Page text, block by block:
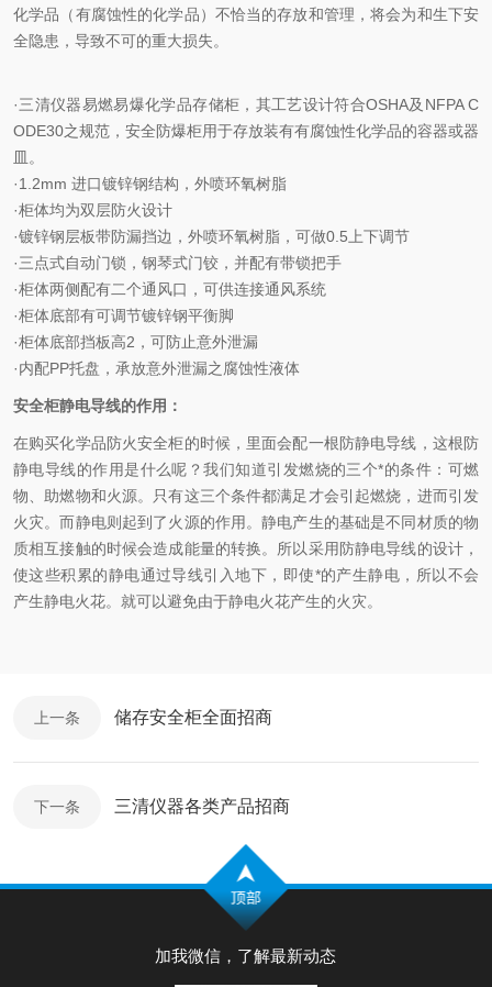
化学品（有腐蚀性的化学品）不恰当的存放和管理，将会为和生下安
全隐患，导致不可的重大损失。
·三清仪器易燃易爆化学品存储柜，其工艺设计符合OSHA及NFPA C
ODE30之规范，安全防爆柜用于存放装有有腐蚀性化学品的容器或器
皿。
·1.2mm 进口镀锌钢结构，外喷环氧树脂
·柜体均为双层防火设计
·镀锌钢层板带防漏挡边，外喷环氧树脂，可做0.5上下调节
·三点式自动门锁，钢琴式门铰，并配有带锁把手
·柜体两侧配有二个通风口，可供连接通风系统
·柜体底部有可调节镀锌钢平衡脚
·柜体底部挡板高2，可防止意外泄漏
·内配PP托盘，承放意外泄漏之腐蚀性液体
安全柜静电导线的作用：
在购买化学品防火安全柜的时候，里面会配一根防静电导线，这根防
静电导线的作用是什么呢？我们知道引发燃烧的三个*的条件：可燃
物、助燃物和火源。只有这三个条件都满足才会引起燃烧，进而引发
火灾。而静电则起到了火源的作用。静电产生的基础是不同材质的物
质相互接触的时候会造成能量的转换。所以采用防静电导线的设计，
使这些积累的静电通过导线引入地下，即使*的产生静电，所以不会
产生静电火花。就可以避免由于静电火花产生的火灾。
上一条 储存安全柜全面招商
下一条 三清仪器各类产品招商
加我微信，了解最新动态